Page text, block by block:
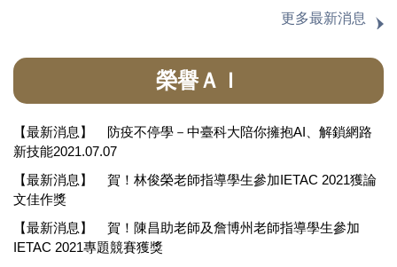
更多最新消息
榮譽ＡＩ
【最新消息】
防疫不停學－中臺科大陪你擁抱AI、解鎖網路
新技能2021.07.07
【最新消息】
賀！林俊榮老師指導學生參加IETAC 2021獲論
文佳作獎
【最新消息】
賀！陳昌助老師及詹博州老師指導學生參加
IETAC 2021專題競賽獲獎